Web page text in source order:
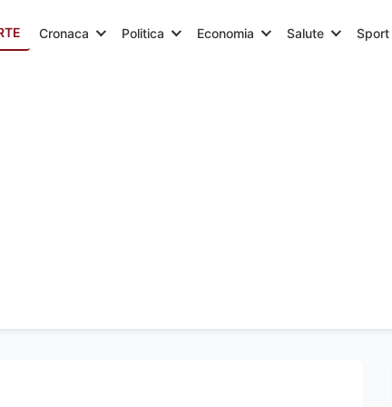
Cronaca Politica Economia Salute Sport